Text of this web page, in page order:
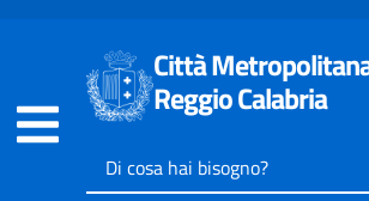
Città
Reggio Calabria
Inserisci
il